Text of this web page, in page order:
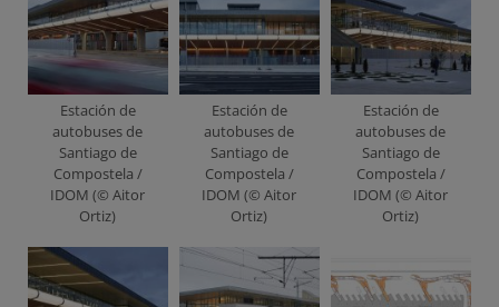
Estación de
autobuses de
Santiago de
Compostela /
IDOM (© Aitor
Ortiz)
Estación de
autobuses de
Santiago de
Compostela /
IDOM (© Aitor
Ortiz)
Estación de
autobuses de
Santiago de
Compostela /
IDOM (© Aitor
Ortiz)